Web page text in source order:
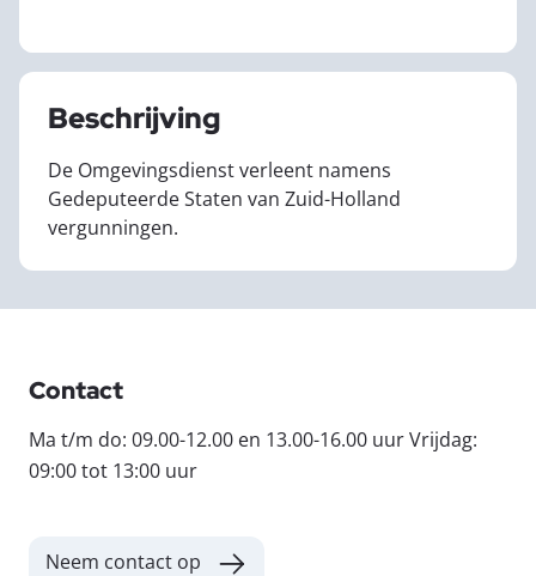
Beschrijving
De Omgevingsdienst verleent namens
Gedeputeerde Staten van Zuid-Holland
vergunningen.
Contact
Ma t/m do: 09.00-12.00 en 13.00-16.00 uur Vrijdag:
09:00 tot 13:00 uur
Neem contact op